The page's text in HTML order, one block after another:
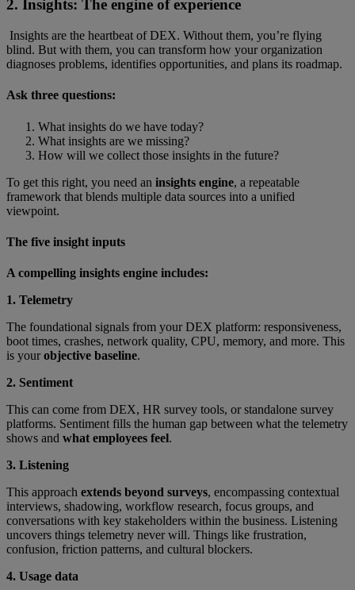
2. Insights: The engine of experience
Insights are the heartbeat of DEX. Without them, you’re flying
blind. But with them, you can transform how your organization
diagnoses problems, identifies opportunities, and plans its roadmap.
Ask three questions:
What insights do we have today?
What insights are we missing?
How will we collect those insights in the future?
To get this right, you need an insights engine, a repeatable
framework that blends multiple data sources into a unified
viewpoint.
The five insight inputs
A compelling insights engine includes:
1. Telemetry
The foundational signals from your DEX platform: responsiveness,
boot times, crashes, network quality, CPU, memory, and more. This
is yourobjective baseline.
2. Sentiment
This can come from DEX, HR survey tools, or standalone survey
platforms. Sentiment fills the human gap between what the telemetry
shows and what employees feel.
3. Listening
This approach extends beyond surveys, encompassing contextual
interviews, shadowing, workflow research, focus groups, and
conversations with key stakeholders within the business. Listening
uncovers things telemetry never will. Things like frustration,
confusion, friction patterns, and cultural blockers.
4. Usage data